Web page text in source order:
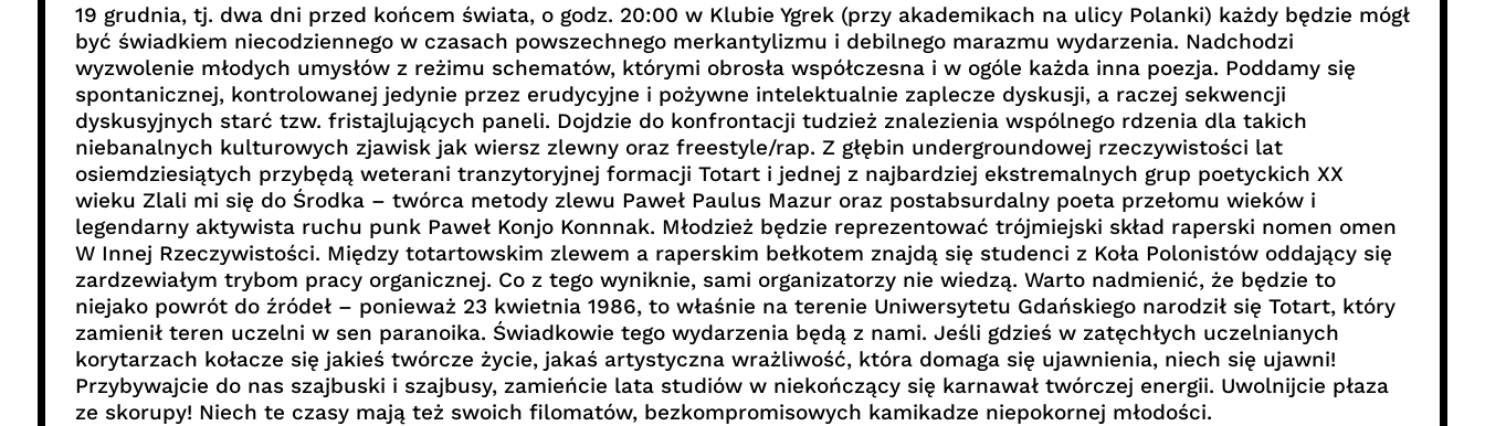
19 grudnia, tj. dwa dni przed końcem świata, o godz. 20:00 w Klubie Ygrek (przy akademikach na ulicy Polanki) każdy będzie mógł
być świadkiem niecodziennego w czasach powszechnego merkantylizmu i debilnego marazmu wydarzenia. Nadchodzi
wyzwolenie młodych umysłów z reżimu schematów, którymi obrosła współczesna i w ogóle każda inna poezja. Poddamy się
spontanicznej, kontrolowanej jedynie przez erudycyjne i pożywne intelektualnie zaplecze dyskusji, a raczej sekwencji
dyskusyjnych starć tzw. fristajlujących paneli. Dojdzie do konfrontacji tudzież znalezienia wspólnego rdzenia dla takich
niebanalnych kulturowych zjawisk jak wiersz zlewny oraz freestyle/rap. Z głębin undergroundowej rzeczywistości lat
osiemdziesiątych przybędą weterani tranzytoryjnej formacji Totart i jednej z najbardziej ekstremalnych grup poetyckich XX
wieku Zlali mi się do Środka – twórca metody zlewu Paweł Paulus Mazur oraz postabsurdalny poeta przełomu wieków i
legendarny aktywista ruchu punk Paweł Konjo Konnnak. Młodzież będzie reprezentować trójmiejski skład raperski nomen omen
W Innej Rzeczywistości. Między totartowskim zlewem a raperskim bełkotem znajdą się studenci z Koła Polonistów oddający się
zardzewiałym trybom pracy organicznej. Co z tego wyniknie, sami organizatorzy nie wiedzą. Warto nadmienić, że będzie to
niejako powrót do źródeł – ponieważ 23 kwietnia 1986, to właśnie na terenie Uniwersytetu Gdańskiego narodził się Totart, który
zamienił teren uczelni w sen paranoika. Świadkowie tego wydarzenia będą z nami. Jeśli gdzieś w zatęchłych uczelnianych
korytarzach kołacze się jakieś twórcze życie, jakaś artystyczna wrażliwość, która domaga się ujawnienia, niech się ujawni!
Przybywajcie do nas szajbuski i szajbusy, zamieńcie lata studiów w niekończący się karnawał twórczej energii. Uwolnijcie płaza
ze skorupy! Niech te czasy mają też swoich filomatów, bezkompromisowych kamikadze niepokornej młodości.